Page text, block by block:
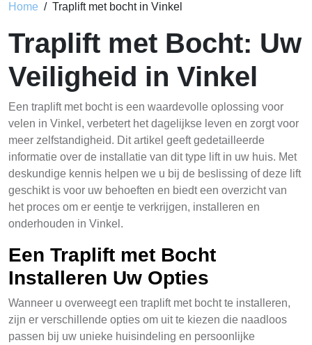
Home Traplift met bocht in Vinkel
Traplift met Bocht: Uw
Veiligheid in Vinkel
Een traplift met bocht is een waardevolle oplossing voor
velen in Vinkel, verbetert het dagelijkse leven en zorgt voor
meer zelfstandigheid. Dit artikel geeft gedetailleerde
informatie over de installatie van dit type lift in uw huis. Met
deskundige kennis helpen we u bij de beslissing of deze lift
geschikt is voor uw behoeften en biedt een overzicht van
het proces om er eentje te verkrijgen, installeren en
onderhouden in Vinkel.
Een Traplift met Bocht
Installeren Uw Opties
Wanneer u overweegt een traplift met bocht te installeren,
zijn er verschillende opties om uit te kiezen die naadloos
passen bij uw unieke huisindeling en persoonlijke